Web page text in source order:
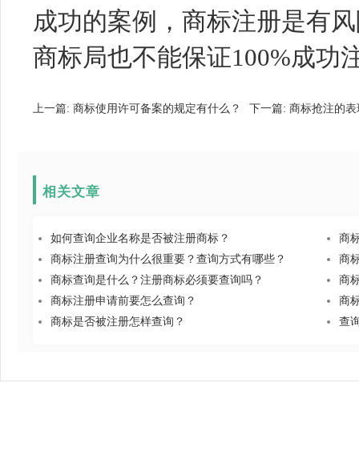
成功的案例，商标注册是有
商标局也不能保证100%成功
上一篇: 商标使用许可备案的规定有什么？ 下一篇: 商标抢注的
相关文章
如何查询企业名称是否被注册商标？
商
商标注册查询为什么很重要？查询方式有哪些？
商
商标查询是什么？注册商标必须要查询吗？
商
商标注册申请前要怎么查询？
商
商标是否被注册怎样查询？
查